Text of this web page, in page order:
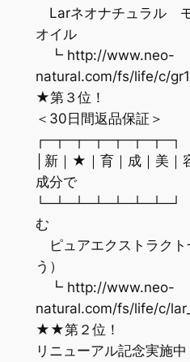
Larネオナチュラル
オイル
┗ http://www.neo-
natural.com/fs/life/c/
★第３位！
＜30日間返品保証＞
┌─┬─┬─┬─┬─┬─┬─┐
│新｜★｜育｜成｜美
成分で
└─┴─┴─┴─┴─┴─┴─┘
む
ピュアエクストラクト
う）
┗ http://www.neo-
natural.com/fs/life/c/
★★第２位！
リニューアル記念実